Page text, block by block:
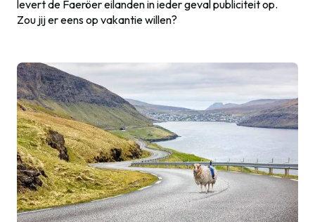
levert de Faeröer eilanden in ieder geval publiciteit op.
Zou jij er eens op vakantie willen?